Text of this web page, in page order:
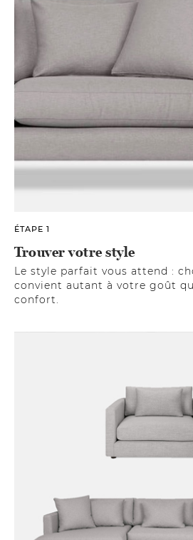
ÉTAPE 1
Trouver votre style
Le style parfait vous attend :
convient autant à votre goût
confort.